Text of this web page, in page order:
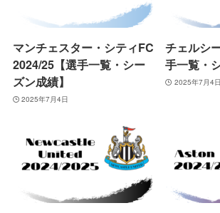
マンチェスター・シティFC
2024/25【選手一覧・シー
ズン成績】
2025年7月4日
チェルシ
手一覧・
2025年7月4日